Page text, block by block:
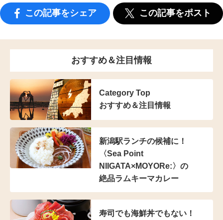
この記事をシェア この記事をポスト
おすすめ＆注目情報
Category Top
おすすめ＆注目情報
新潟駅ランチの候補に！
〈Sea Point
NIIGATA×MOYORe:〉の
絶品ラムキーマカレー
寿司でも海鮮丼でもない！